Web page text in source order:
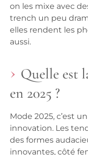
on les mixe avec
trench un peu
elles rendent les
aussi.
Quelle est
en 2025 ?
Mode 2025, c’est
innovation. Les
des formes
innovantes, côté